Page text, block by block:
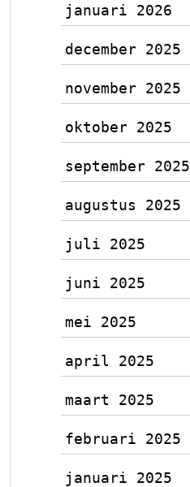
januari 2026
december 2025
november 2025
oktober 2025
september 2025
augustus 2025
juli 2025
juni 2025
mei 2025
april 2025
maart 2025
februari 2025
januari 2025